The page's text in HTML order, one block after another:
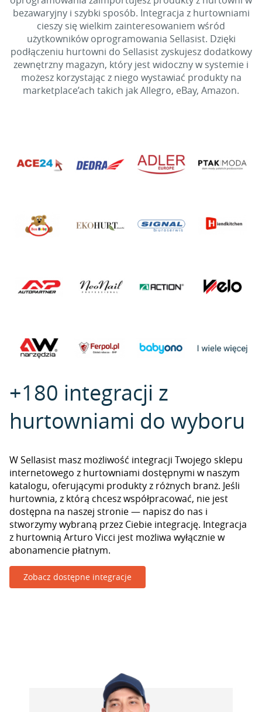
bezawaryjny i szybki sposób. Integracja z hurtowniami
cieszy się wielkim zainteresowaniem wśród
użytkowników oprogramowania Sellasist. Dzięki
podłączeniu hurtowni do Sellasist zyskujesz dodatkowy
zewnętrzny magazyn, który jest widoczny w systemie i
możesz korzystając z niego wystawiać produkty na
marketplace’ach takich jak Allegro, eBay, Amazon.
+180 integracji z
hurtowniami do wyboru
W Sellasist masz możliwość integracji Twojego sklepu
internetowego z hurtowniami dostępnymi w naszym
katalogu, oferującymi produkty z różnych branż. Jeśli
hurtownia, z którą chcesz współpracować, nie jest
dostępna na naszej stronie — napisz do nas i
stworzymy wybraną przez Ciebie integrację. Integracja
z hurtownią Arturo Vicci jest możliwa wyłącznie w
abonamencie płatnym.
Zobacz dostępne integracje